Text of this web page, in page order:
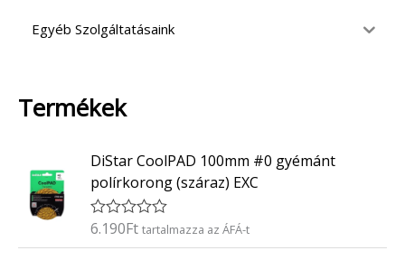
Egyéb Szolgáltatásaink
Termékek
DiStar CoolPAD 100mm #0 gyémánt
polírkorong (száraz) EXC
É
6.190Ft tartalmazza az ÁFÁ-t